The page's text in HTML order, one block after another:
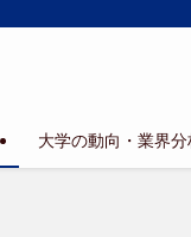
大学の動向・業界分